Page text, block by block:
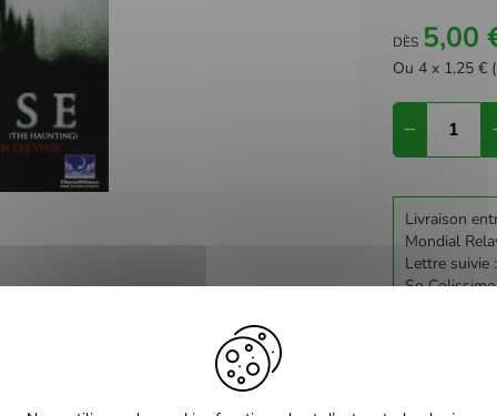
DÈS 5,00
Ou 4 x 1,25 €
Livraison
Mondial
Lettre suivie
So